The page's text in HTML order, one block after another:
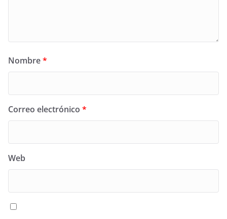
Nombre*
Correo electrónico *
Web